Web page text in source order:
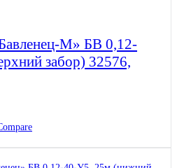
М» БВ 0,12-
забор) 32576,